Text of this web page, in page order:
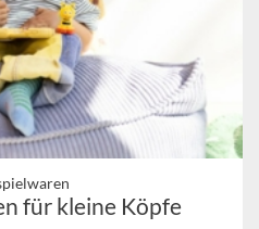
für kleine Köpfe